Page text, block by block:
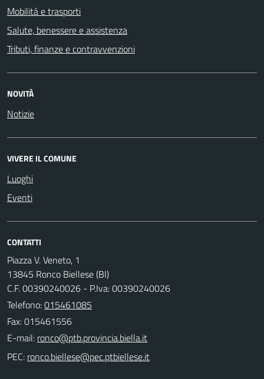
Mobilità e trasporti
Salute, benessere e assistenza
Tributi, finanze e contravvenzioni
NOVITÀ
Notizie
VIVERE IL COMUNE
Luoghi
Eventi
CONTATTI
Piazza V. Veneto, 1
13845 Ronco Biellese (BI)
C.F. 00390240026 - P.Iva: 00390240026
Telefono:015461085
Fax: 015461556
E-mail:
PEC: